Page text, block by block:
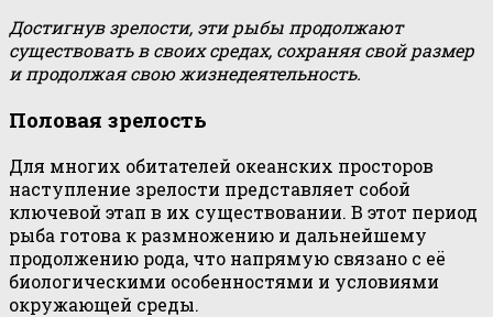
Достигнув зрелости, эти рыбы продолжают
существовать в своих средах, сохраняя свой размер
и продолжая свою жизнедеятельность.
Половая зрелость
Для многих обитателей океанских просторов
наступление зрелости представляет собой
ключевой этап в их существовании. В этот период
рыба готова к размножению и дальнейшему
продолжению рода, что напрямую связано с её
биологическими особенностями и условиями
окружающей среды.